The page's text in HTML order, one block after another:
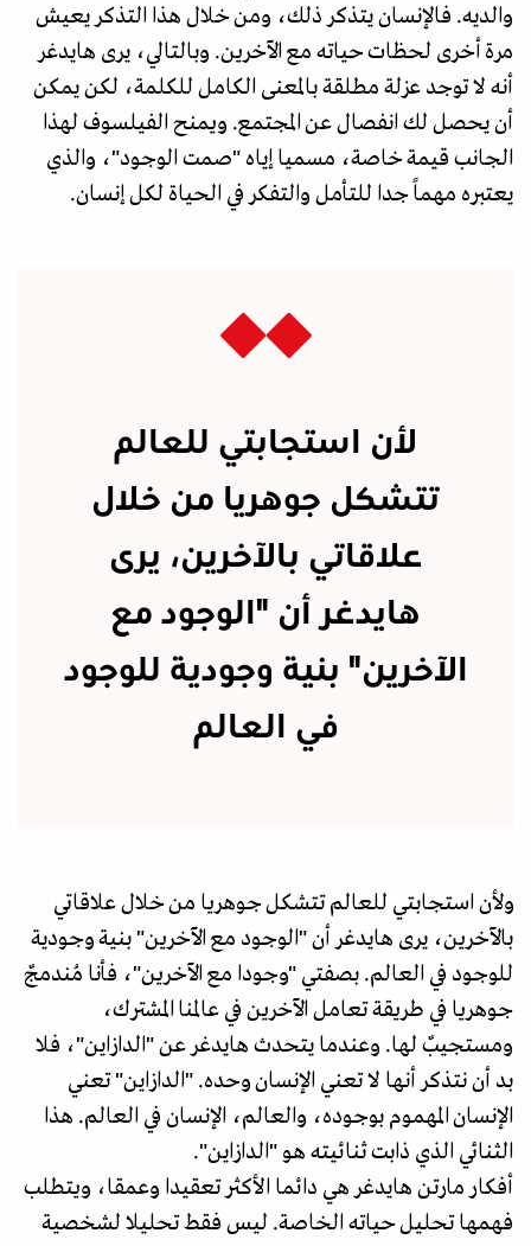
والديه. فالإنسان يتذكر ذلك، ومن خلال هذا التذكر يعيش
مرة أخرى لحظات حياته مع الآخرين. وبالتالي، يرى هايدغر
أنه لا توجد عزلة مطلقة بالمعنى الكامل للكلمة، لكن يمكن
أن يحصل لك انفصال عن المجتمع. ويمنح الفيلسوف لهذا
الجانب قيمة خاصة، مسميا إياه "صمت الوجود"، والذي
يعتبره مهماً جدا للتأمل والتفكر في الحياة لكل إنسان.
لأن استجابتي للعالم
تتشكل جوهريا من خلال
علاقاتي بالآخرين، يرى
هايدغر أن "الوجود مع
الآخرين" بنية وجودية للوجود
في العالم
ولأن استجابتي للعالم تتشكل جوهريا من خلال علاقاتي
بالآخرين، يرى هايدغر أن "الوجود مع الآخرين" بنية وجودية
للوجود في العالم. بصفتي "وجودا مع الآخرين"، فأنا مُندمجٌ
جوهريا في طريقة تعامل الآخرين في عالمنا المشترك،
ومستجيبٌ لها. وعندما يتحدث هايدغر عن "الدازاين"، فلا
بد أن نتذكر أنها لا تعني الإنسان وحده. "الدازاين" تعني
الإنسان المهموم بوجوده، والعالم، الإنسان في العالم. هذا
الثنائي الذي ذابت ثنائيته هو "الدازاين".
أفكار مارتن هايدغر هي دائما الأكثر تعقيدا وعمقا، ويتطلب
فهمها تحليل حياته الخاصة. ليس فقط تحليلا لشخصية